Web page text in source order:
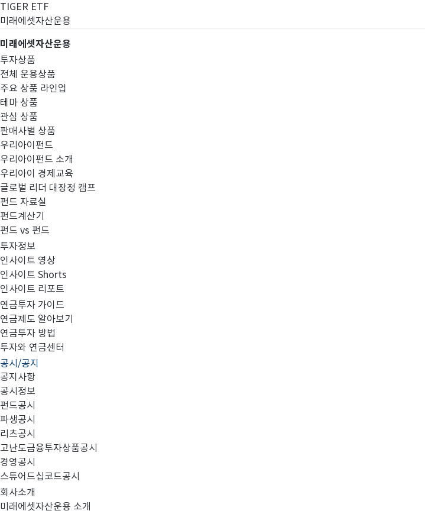
TIGER ETF
미래에셋자산운용
미래에셋자산운용
투자상품
전체 운용상품
주요 상품 라인업
테마 상품
관심 상품
판매사별 상품
우리아이펀드
우리아이펀드 소개
우리아이 경제교육
글로벌 리더 대장정 캠프
펀드 자료실
펀드계산기
펀드 vs 펀드
투자정보
인사이트 영상
인사이트 Shorts
인사이트 리포트
연금투자 가이드
연금제도 알아보기
연금투자 방법
투자와 연금센터
공시/공지
공지사항
공시정보
펀드공시
파생공시
리츠공시
고난도금융투자상품공시
경영공시
스튜어드십코드공시
회사소개
미래에셋자산운용 소개
공지사항
미래에셋 글로벌넥스트노멀 펀드 출시 이벤트!